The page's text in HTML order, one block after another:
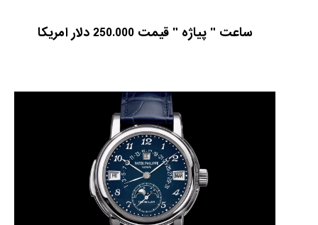
ساعت " پیاژه " قیمت 250.000 دلار امریکا